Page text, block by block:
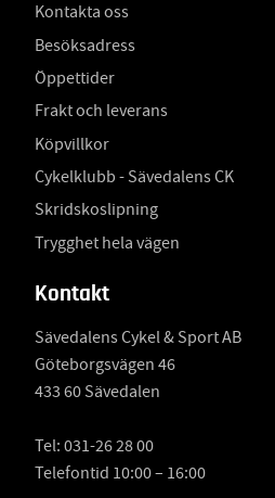
Kontakta oss
Besöksadress
Öppettider
Frakt och leverans
Köpvillkor
Cykelklubb - Sävedalens CK
Skridskoslipning
Trygghet hela vägen
Kontakt
Sävedalens Cykel & Sport AB
Göteborgsvägen 46
433 60 Sävedalen
Tel: 031-26 28 00
Telefontid 10:00 – 16:00